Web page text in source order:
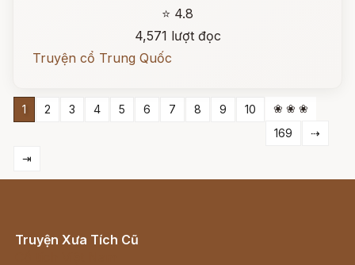
⭐ 4.8
4,571 lượt đọc
Truyện cổ Trung Quốc
1 2 3 4 5 6 7 8 9 10
❀ ❀ ❀
169
⇢
⇥
Truyện Xưa Tích Cũ